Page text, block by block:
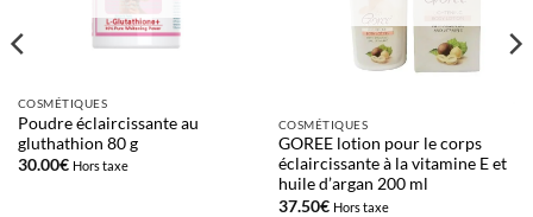
COSMÉTIQUES
Poudre éclaircissante au
gluthathion 80 g
30.00€ Hors taxe
COSMÉTIQUES
GOREE lotion pour le corps
éclaircissante à la vitamine E et
huile d’argan 200 ml
37.50€ Hors taxe